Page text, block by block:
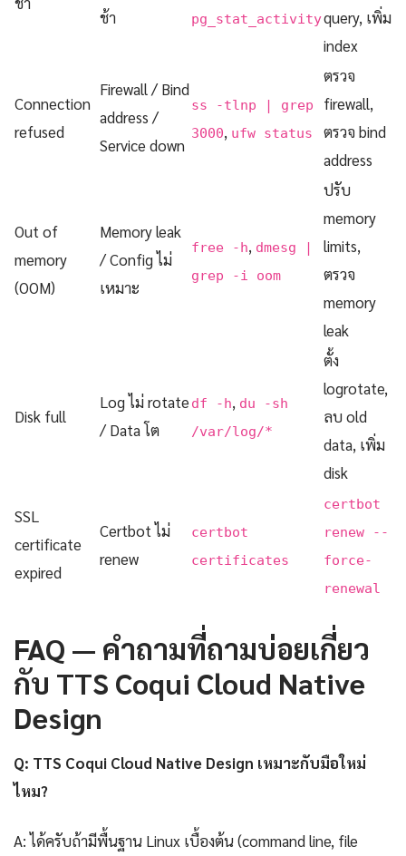
ช้า
pg_stat_activityquery, เพิ่ม
index
Connection
refused
Firewall / Bind
address /
Service down
ss -tlnp | grep
3000, ufw status
ตรวจ
firewall,
ตรวจ bind
address
Out of
memory
(OOM)
Memory leak
/ Config ไม่
เหมาะ
free -h, dmesg |
grep -i oom
ปรับ
memory
limits,
ตรวจ
memory
leak
Disk full
Log ไม่ rotate
/ Data โต
df -h, du -sh
/var/log/*
ตั้ง
logrotate,
ลบ old
data, เพิ่ม
disk
SSL
certificate
expired
Certbot ไม่
renew
certbot
certificates
certbot
renew --
force-
renewal
FAQ — คำถามที่ถามบ่อยเกี่ยว
กับ TTS Coqui Cloud Native
Design
Q: TTS Coqui Cloud Native Design เหมาะกับมือใหม่
ไหม?
A: ได้ครับถ้ามีพื้นฐาน Linux เบื้องต้น (command line, file